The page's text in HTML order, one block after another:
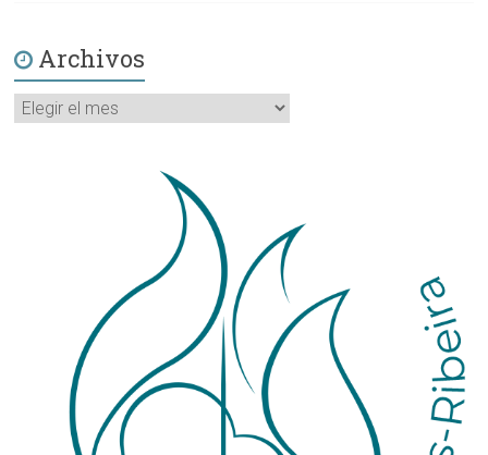
Archivos
Archivos